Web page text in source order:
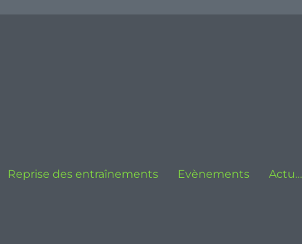
Reprise des entraînements Evènements Actu…